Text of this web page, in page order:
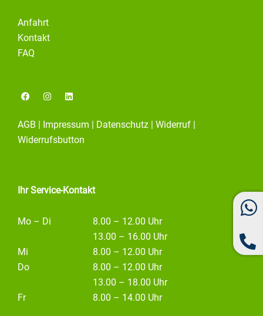
Anfahrt
Kontakt
FAQ
F
a
e
b
o
o
I
n
a
g
r
L
i
e
d
i
AGB Impressum Datenschutz Widerruf
Widerrufsbutton
Ihr Service-Kontakt
Mo – Di
8.00 – 12.00 Uhr
13.00 – 16.00 Uhr
Mi
8.00 – 12.00 Uhr
Do
8.00 – 12.00 Uhr
13.00 – 18.00 Uhr
Fr
8.00 – 14.00 Uhr